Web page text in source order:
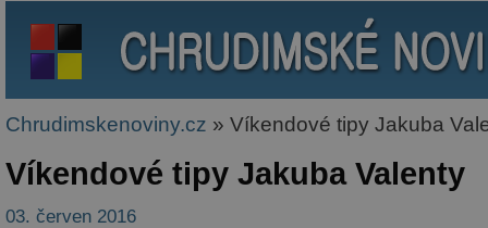
Chrudimskenoviny.cz » Víkendové tipy Jakuba
Víkendové tipy Jakuba Valenty
03. červen 2016